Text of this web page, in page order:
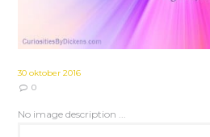
30 oktober 2016
0
No image description ...